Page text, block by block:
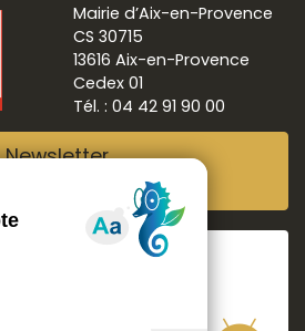
Mairie d’Aix-en-Provence
CS 30715
13616 Aix-en-Provence
Cedex 01
Tél. : 04 42 91 90 00
Newsletter
Aix ma ville